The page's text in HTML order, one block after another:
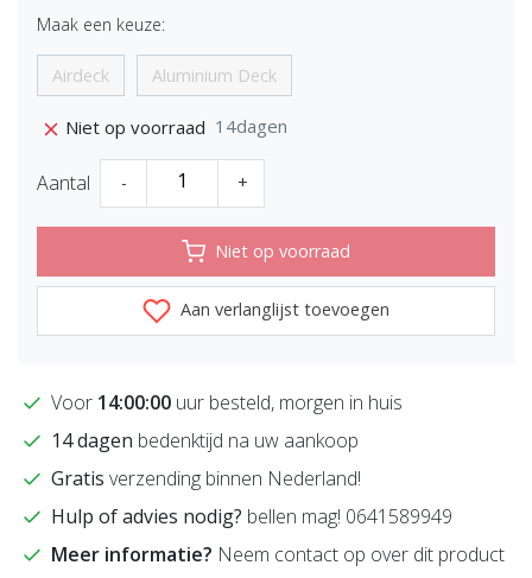
Maak een keuze:
Airdeck Aluminium Deck
Niet op voorraad 14dagen
Aantal - +
Niet op voorraad
Aan verlanglijst toevoegen
Voor 14:00:00 uur besteld, morgen in huis
14 dagen bedenktijd na uw aankoop
Gratis verzending binnen Nederland!
Hulp of advies nodig? bellen mag! 0641589949
Meer informatie? Neem contact op over dit product